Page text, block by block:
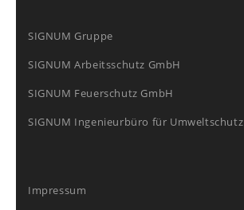
SIGNUM Gruppe
SIGNUM Arbeitsschutz GmbH
SIGNUM Feuerschutz GmbH
SIGNUM Ingenieurbüro für Umweltschutz
Impressum